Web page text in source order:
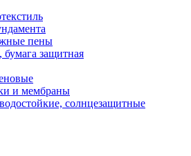
пены
защитная
и мембраны
солнцезащитные